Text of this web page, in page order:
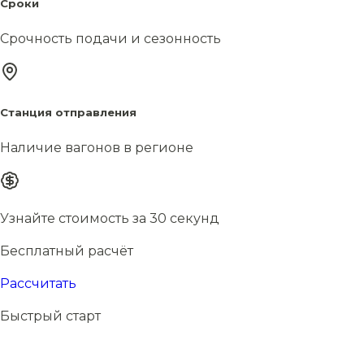
Сроки
Срочность подачи и сезонность
Станция отправления
Наличие вагонов в регионе
Узнайте стоимость за 30 секунд
Бесплатный расчёт
Рассчитать
Быстрый старт